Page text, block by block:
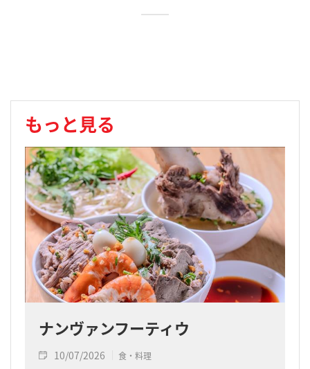
もっと見る
ナンヴァンフーティウ
10/07/2026 食・料理